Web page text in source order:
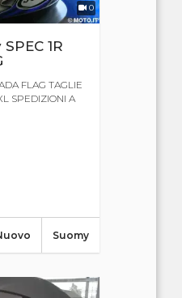
0
1R
FLAG TAGLIE
SPEDIZIONI A
Suomy